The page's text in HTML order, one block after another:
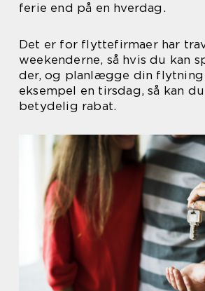
ferie end på en hverdag.
Det er for flyttefirmaer har
weekenderne, så hvis du kan
der, og planlægge din
eksempel en tirsdag, så kan
betydelig rabat.